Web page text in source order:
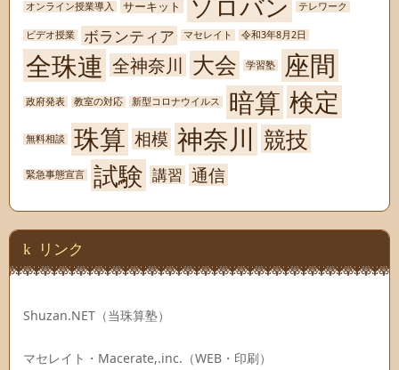
オンライン授業導入 サーキット テレワーク
ビデオ授業 ボランティア マセレイト 令和3年8月2日
全珠連 全神奈川 大会 学習塾 座間
政府発表 教室の対応 新型コロナウイルス 暗算 検定
無料相談 珠算 相模 神奈川 競技
緊急事態宣言 試験 講習 通信
リンク
Shuzan.NET（当珠算塾）
マセレイト・Macerate,.inc.（WEB・印刷）